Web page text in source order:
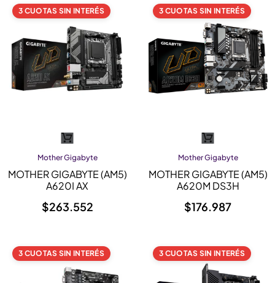
3 CUOTAS SIN INTERÉS
Mother Gigabyte
MOTHER GIGABYTE (AM5)
A620I AX
$263.552
3 CUOTAS SIN INTERÉS
Mother Gigabyte
MOTHER GIGABYTE (AM5)
A620M DS3H
$176.987
3 CUOTAS SIN INTERÉS 3 CUOTAS SIN INTERÉS